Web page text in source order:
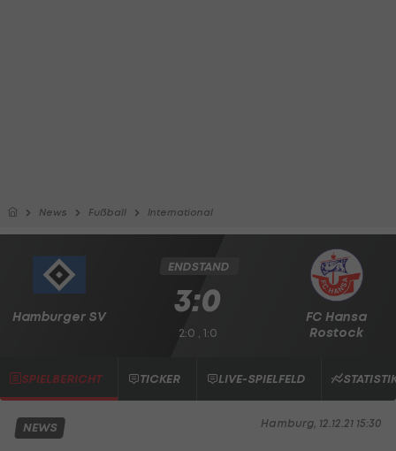
News Fußball International
Hamburger SV
FC Hansa
Rostock
ENDSTAND
3:0
2:0 , 1:0
SPIELBERICHT TICKER LIVE-SPIELFELD
Hamburg, 12.12.21 15:30
NEWS